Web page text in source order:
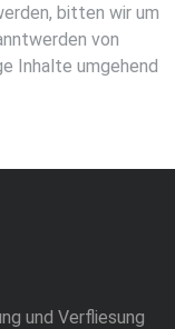
bitten wir um
von
Inhalte umgehend
und Verfliesung